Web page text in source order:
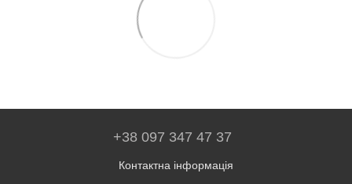
+38 097 347 47 37
Контактна інформація